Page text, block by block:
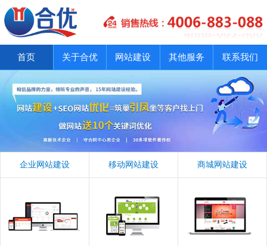
首页 关于合优 网站建设 其他服务 联系我们
企业网站建设 移动网站建设 商城网站建设